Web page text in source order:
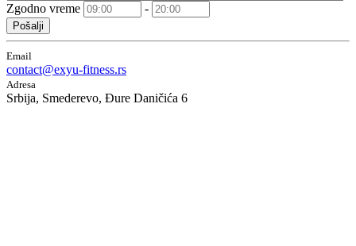
Zgodno vreme -
Pošalji
Email
contact@exyu-fitness.rs
Adresa
Srbija, Smederevo, Đure Daničića 6